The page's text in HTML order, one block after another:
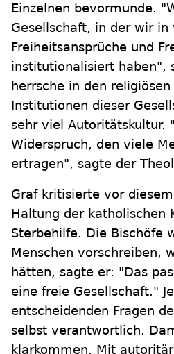
Einzelnen bevormunde.
Gesellschaft, in der wir in
Freiheitsansprüche und
institutionalisiert haben",
herrsche in den
Institutionen dieser
sehr viel Autoritätskultur.
Widerspruch, den viele
ertragen", sagte der
Graf kritisierte vor
Haltung der katholischen
Sterbehilfe. Die Bischöfe
Menschen vorschreiben,
hätten, sagte er: "Das
eine freie Gesellschaft."
entscheidenden Fragen
selbst verantwortlich.
klarkommen. Mit